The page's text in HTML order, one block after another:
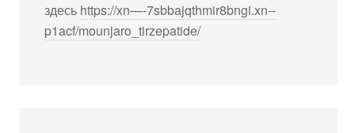
здесь https://xn—-7sbbajqthmir8bngi.xn--
p1acf/mounjaro_tirzepatide/